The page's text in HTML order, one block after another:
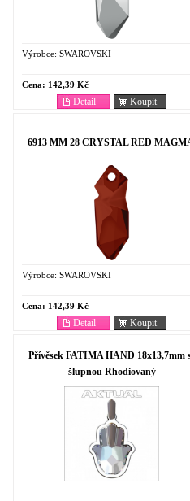
Výrobce: SWAROVSKI
Cena: 142,39 Kč
Koupit
Detail
6913 MM 28 CRYSTAL RED
Výrobce: SWAROVSKI
Cena: 142,39 Kč
Koupit
Detail
Přívěsek FATIMA HAND 18x13,7mm
šlupnou Rhodiovaný